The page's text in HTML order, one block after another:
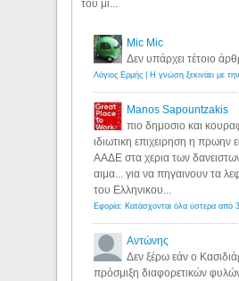
του μί...
Mic Mic
Δεν υπάρχει τέτοιο
Manos Sapountzakis
πιο δημοσιο και
ιδιωτικη επιχειρηση η πρωην
ΑΑΔΕ στα χερια των δανειστων
αιμα... για να πηγαινουν τα
του Ελληνικου...
Αντώνης
Δεν ξέρω εάν ο
πρόσμιξη διαφορετικών